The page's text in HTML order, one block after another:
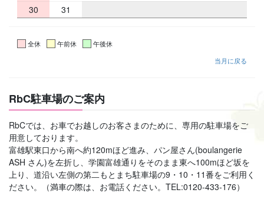
30
31
全休 午前休
午後休
当月に戻る
RbC駐車場のご案内
RbCでは、お車でお越しのお客さまのために、専用の駐車場をご
用意しております。
富雄駅東口から南へ約120mほど進み、パン屋さん(boulangerie
ASH さん)を左折し、学園富雄通りをそのまま東へ100mほど坂を
上り、道沿い左側の第二もとまち駐車場の9・10・11番をご利用く
ださい。（満車の際は、お電話ください。TEL:0120-433-176）